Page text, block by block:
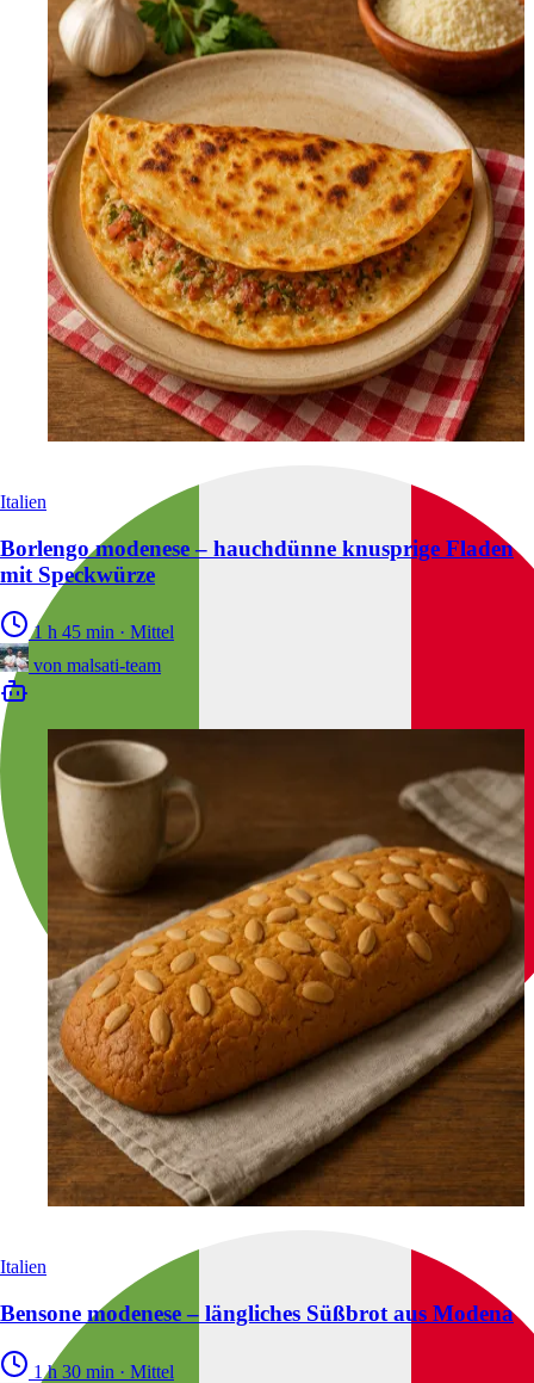
Italien
Borlengo modenese – hauchdünne knusprige Fladen
mit Speckwürze
1 h 45 min · Mittel
von malsati-team
Italien
Bensone modenese – längliches Süßbrot aus Modena
1 h 30 min · Mittel